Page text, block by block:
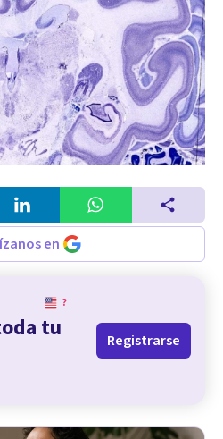
en
?
tu
Registrarse